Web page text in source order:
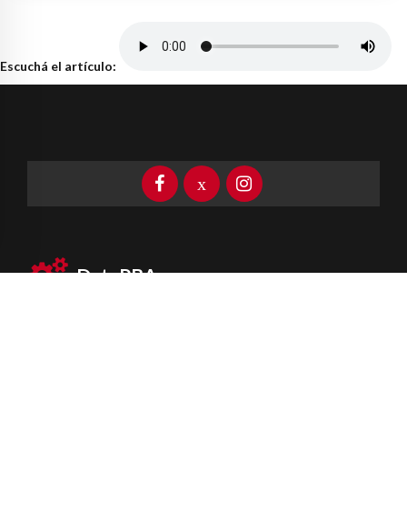
Escuchá el artículo:
DataPBA